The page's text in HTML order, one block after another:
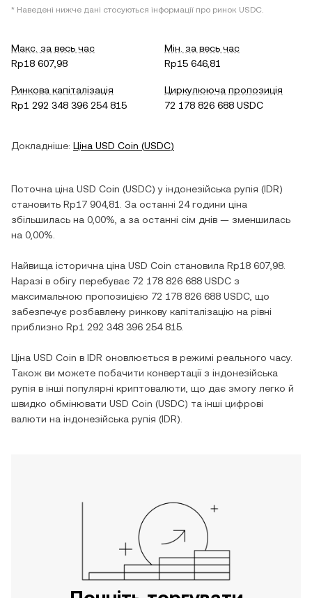
* Наведені нижче дані стосуються інформації про ринок USDC.
Макс. за весь час
Rp18 607,98
Мін. за весь час
Rp15 646,81
Ринкова капіталізація
Rp1 292 348 396 254 815
Циркулююча пропозиція
72 178 826 688 USDC
Докладніше: Ціна USD Coin (USDC)
Поточна ціна USD Coin (USDC) у індонезійська рупія (IDR)
становить Rp17 904,81
. За останні 24 години ціна
збільшилась на 0,00% , а за останні сім днів — зменшилась
на 0,00%
Найвища історична ціна USD Coin становила Rp18 607,98
Наразі в обігу перебуває 72 178 826 688 USDC з
максимальною пропозицією 72 178 826 688 USDC , що
забезпечує розбавлену ринкову капіталізацію на рівні
приблизно Rp1 292 348 396 254 815
Ціна USD Coin в IDR оновлюється в режимі реального часу.
Також ви можете побачити конвертації з індонезійська
рупія в інші популярні криптовалюти, що дає змогу легко й
швидко обмінювати USD Coin (USDC) та інші цифрові
валюти на індонезійська рупія (IDR).